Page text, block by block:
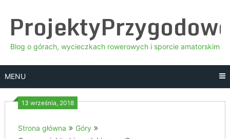
content
Blog o górach, wycieczkach rowerowych i sporcie amatorskim
MENU
13 września, 2018
Strona główna
Góry